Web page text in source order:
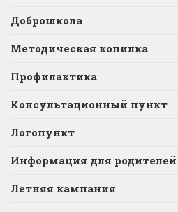
Доброшкола
Методическая копилка
Профилактика
Консультационный пункт
Логопункт
Информация для родителей
Летняя кампания